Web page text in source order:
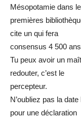
Mésopotamie dans
premières
cite un qui fera
consensus 4 500
Tu peux avoir un
redouter, c’est le
percepteur.
N’oubliez pas la
pour une déclaration